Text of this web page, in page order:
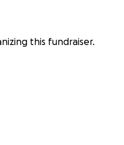
this fundraiser.